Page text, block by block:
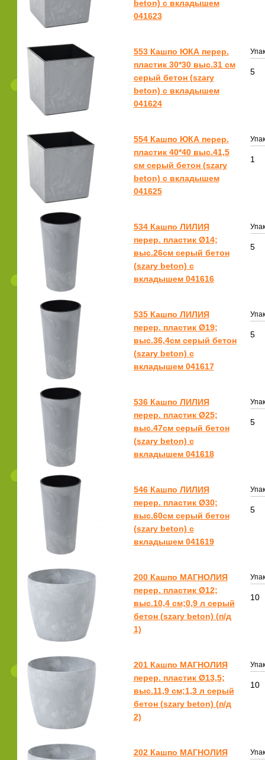
beton) с вкладышем
041623
553 Кашпо ЮКА перер.
пластик 30*30 выс.31 см
серый бетон (szary
beton) с вкладышем
041624
5
554 Кашпо ЮКА перер.
пластик 40*40 выс.41,5
см серый бетон (szary
beton) с вкладышем
041625
1
534 Кашпо ЛИЛИЯ
перер. пластик Ø14;
выс.26см серый бетон
(szary beton) с
вкладышем 041616
5
535 Кашпо ЛИЛИЯ
перер. пластик Ø19;
выс.36,4см серый бетон
(szary beton) с
вкладышем 041617
5
536 Кашпо ЛИЛИЯ
перер. пластик Ø25;
выс.47см серый бетон
(szary beton) с
вкладышем 041618
5
546 Кашпо ЛИЛИЯ
перер. пластик Ø30;
выс.60см серый бетон
(szary beton) с
вкладышем 041619
5
200 Кашпо МАГНОЛИЯ
перер. пластик Ø12;
выс.10,4 см;0,9 л серый
бетон (szary beton) (п/д
1)
10
201 Кашпо МАГНОЛИЯ
перер. пластик Ø13,5;
выс.11,9 см;1,3 л серый
бетон (szary beton) (п/д
2)
10
202 Кашпо МАГНОЛИЯ